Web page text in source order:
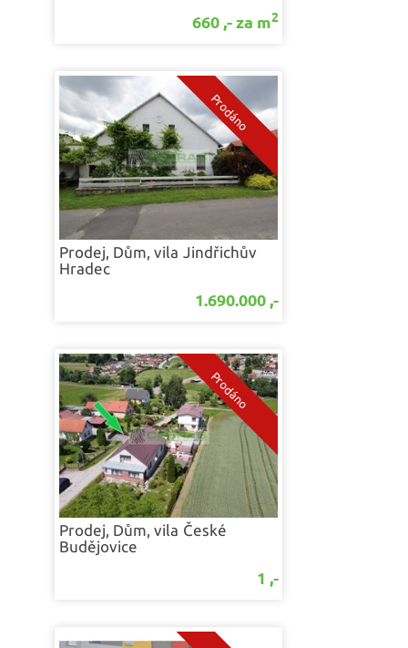
660 ,- za m2
Prodej, Dům, vila Jindřichův
Hradec
1.690.000 ,-
Prodej, Dům, vila České
Budějovice
1 ,-